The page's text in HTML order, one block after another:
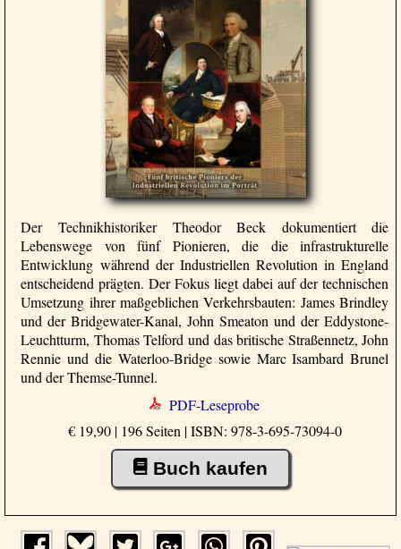
Der Technikhistoriker Theodor Beck dokumentiert die
Lebenswege von fünf Pionieren, die die infrastrukturelle
Entwicklung während der Industriellen Revolution in England
entscheidend prägten. Der Fokus liegt dabei auf der technischen
Umsetzung ihrer maßgeblichen Verkehrsbauten: James Brindley
und der Bridgewater-Kanal, John Smeaton und der Eddystone-
Leuchtturm, Thomas Telford und das britische Straßennetz, John
Rennie und die Waterloo-Bridge sowie Marc Isambard Brunel
und der Themse-Tunnel.
PDF-Leseprobe
€ 19,90 | 196 Seiten |ISBN: 978-3-695-73094-0
Buch kaufen